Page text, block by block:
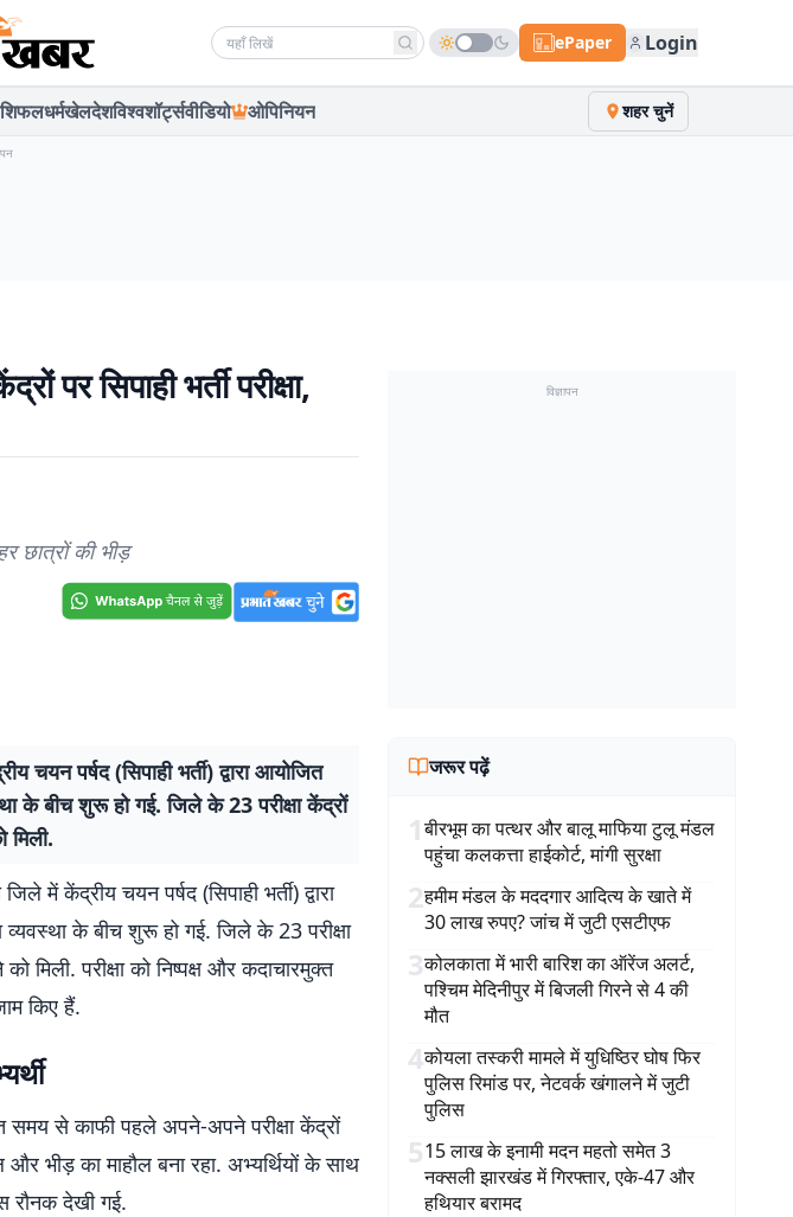
Search news ePaper Login
धर्मखेलदेशविश्वशॉर्ट्सवीडियो ओपिनियन शहर चुनें
पर सिपाही भर्ती परीक्षा,
छात्रों की भीड़
पर्षद (सिपाही भर्ती) द्वारा आयोजित
के बीच शुरू हो गई. जिले के 23 परीक्षा केंद्रों
मिली.
में केंद्रीय चयन पर्षद (सिपाही भर्ती) द्वारा
व्यवस्था के बीच शुरू हो गई. जिले के 23 परीक्षा
मिली. परीक्षा को निष्पक्ष और कदाचारमुक्त
किए हैं.
समय से काफी पहले अपने-अपने परीक्षा केंद्रों
भीड़ का माहौल बना रहा. अभ्यर्थियों के साथ
रौनक देखी गई.
विज्ञापन
जरूर पढ़ें
1बीरभूम का पत्थर और बालू माफिया टुलू मंडल
पहुंचा कलकत्ता हाईकोर्ट, मांगी सुरक्षा
2हमीम मंडल के मददगार आदित्य के खाते में
30 लाख रुपए? जांच में जुटी एसटीएफ
3कोलकाता में भारी बारिश का ऑरेंज अलर्ट,
पश्चिम मेदिनीपुर में बिजली गिरने से 4 की
मौत
4कोयला तस्करी मामले में युधिष्ठिर घोष फिर
पुलिस रिमांड पर, नेटवर्क खंगालने में जुटी
पुलिस
515 लाख के इनामी मदन महतो समेत 3
नक्सली झारखंड में गिरफ्तार, एके-47 और
हथियार बरामद